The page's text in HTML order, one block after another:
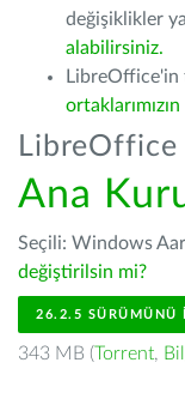
değişiklikler
alabilirsiniz.
LibreOffice'in
LibreOffice
Ana
Seçili: Windows
değiştirilsin mi?
26.2.5 SÜRÜMÜNÜ
343 MB (Torrent,